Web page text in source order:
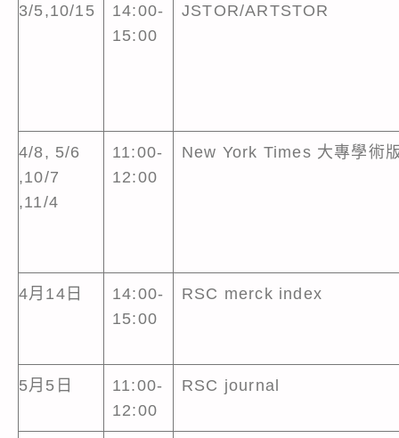
3/5,10/15
14:00-
15:00
JSTOR/ARTSTOR
4/8, 5/6
,10/7
,11/4
11:00-
12:00
New York Times 大專學術
4月14日
14:00-
15:00
RSC merck index
5月5日
11:00-
12:00
RSC journal